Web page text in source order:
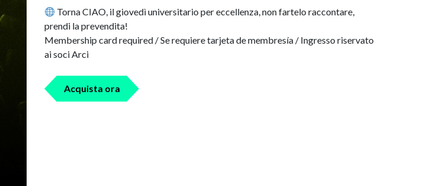
Torna CIAO, il giovedì universitario per eccellenza, non fartelo raccontare,
prendi la prevendita!
Membership card required / Se requiere tarjeta de membresía / Ingresso riservato
ai soci Arci
Acquista ora